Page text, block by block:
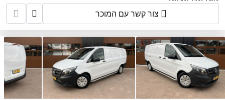
צור קשר עם המוכר